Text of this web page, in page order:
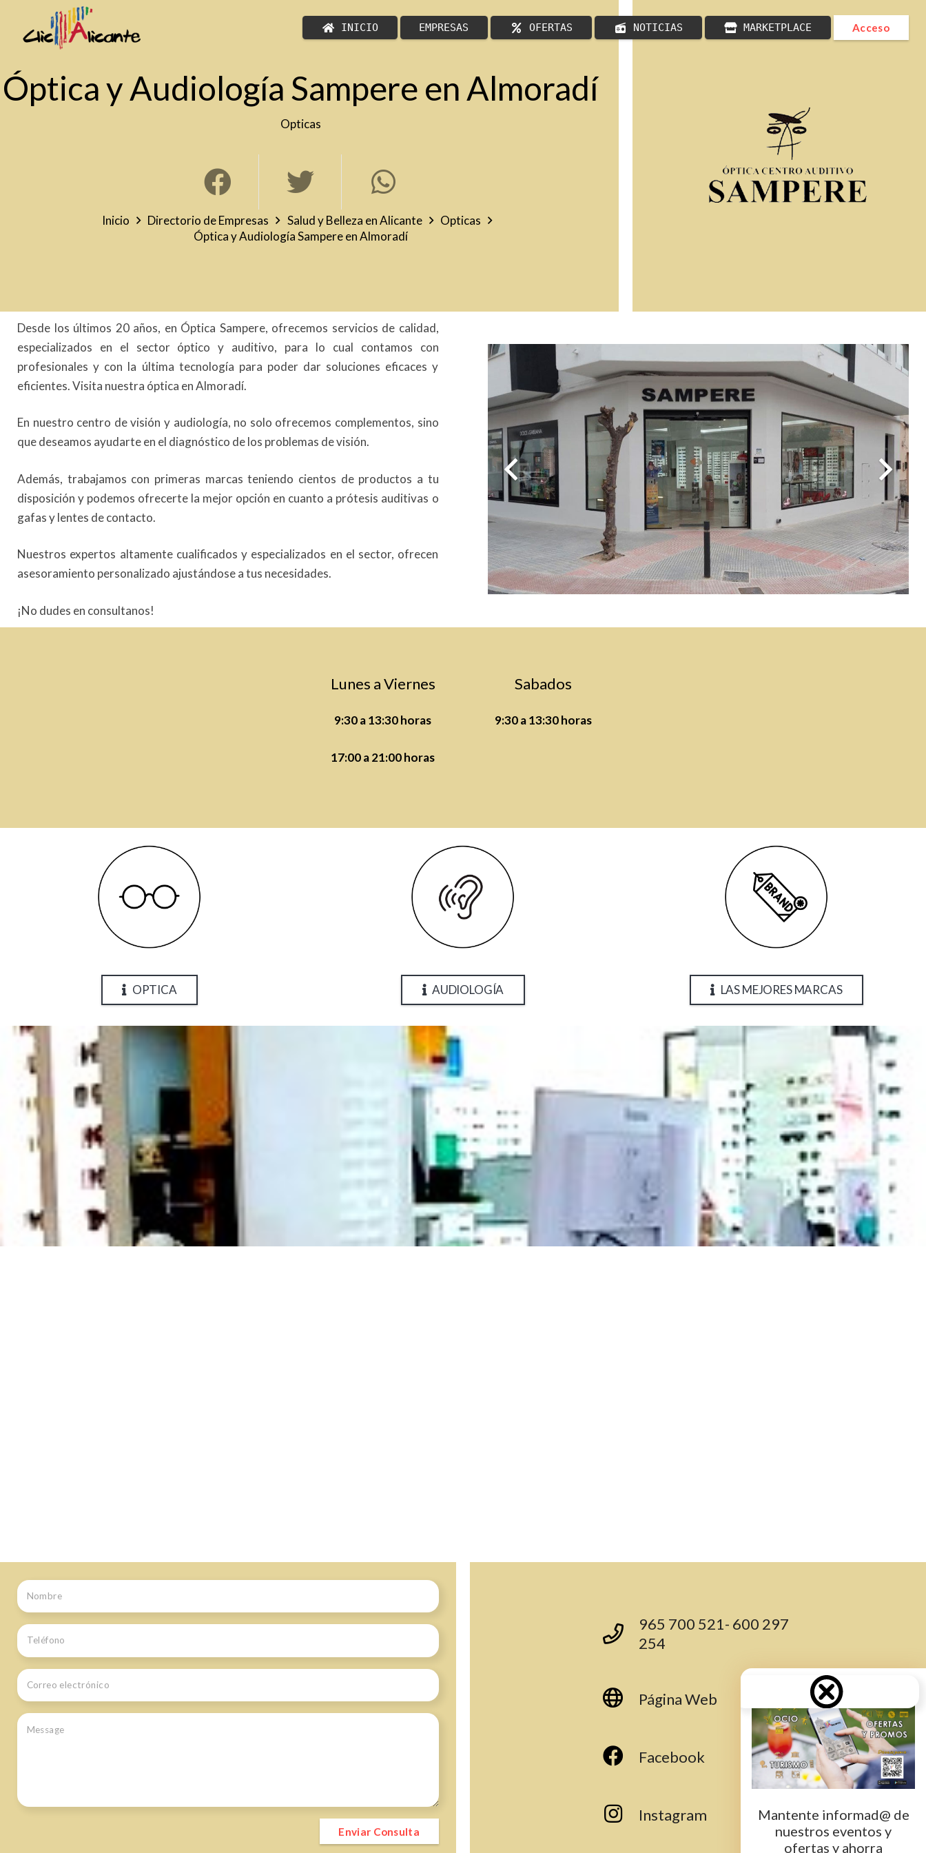
INICIO EMPRESAS OFERTAS NOTICIAS MARKETPLACE Acceso
Óptica y Audiología Sampere en Almoradí
Opticas
Inicio Directorio de Empresas Salud y Belleza en Alicante
Opticas
Óptica y Audiología Sampere en Almoradí
Desde los últimos 20 años, en Óptica Sampere, ofrecemos servicios de calidad,
especializados en el sector óptico y auditivo, para lo cual contamos con
profesionales y con la última tecnología para poder dar soluciones eficaces y
eficientes. Visita nuestra óptica en Almoradí.
En nuestro centro de visión y audiología, no solo ofrecemos complementos, sino
que deseamos ayudarte en el diagnóstico de los problemas de visión.
Además, trabajamos con primeras marcas teniendo cientos de productos a tu
disposición y podemos ofrecerte la mejor opción en cuanto a prótesis auditivas o
gafas y lentes de contacto.
Nuestros expertos altamente cualificados y especializados en el sector, ofrecen
asesoramiento personalizado ajustándose a tus necesidades.
¡No dudes en consultanos!
Lunes a Viernes
9:30 a 13:30 horas
17:00 a 21:00 horas
Sabados
9:30 a 13:30 horas
OPTICA AUDIOLOGÍA LAS MEJORES MARCAS
Enviar Consulta
965 700 521- 600 297
254
Página Web
Facebook
Instagram
Mantente informad@ de
nuestros eventos y
ofertas y ahorra